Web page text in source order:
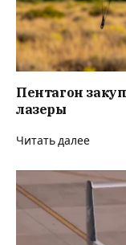
Пентагон
лазеры
Читать далее